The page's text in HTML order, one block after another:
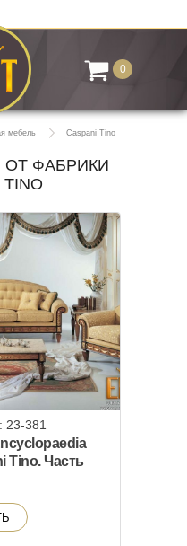
0
мебель Caspani Tino
ОТ ФАБРИКИ
TINO
23-381
Tino. Часть